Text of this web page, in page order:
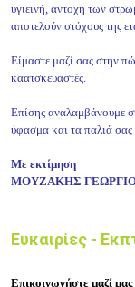
υγιεινή, αντοχή των
αποτελούν στόχους της
Είμαστε μαζί σας στην
καατσκευαστές.
Επίσης αναλαμβάνουμε
ύφασμα και τα παλιά σας
Με εκτίμηση
ΜΟΥΖΑΚΗΣ
Ευκαιρίες -
Επικοινωνήστε μαζί μας